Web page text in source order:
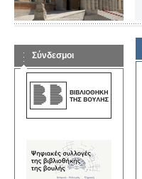
Σύνδεσμοι